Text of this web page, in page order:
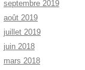
septembre 2019
août 2019
juillet 2019
juin 2018
mars 2018